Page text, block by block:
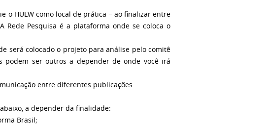
o HULW como local de prática – ao finalizar entre
Rede Pesquisa é a plataforma onde se coloca o
será colocado o projeto para análise pelo comitê
podem ser outros a depender de onde você irá
entre diferentes publicações.
a depender da finalidade:
Brasil;